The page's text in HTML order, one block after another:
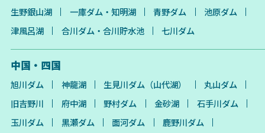
生野銀山湖
一庫ダム・知明湖 青野ダム
池原ダム
津風呂湖
合川ダム・合川貯水池 七川ダム
中国・四国
旭川ダム 神龍湖 生見川ダム（山代湖）
丸山ダム
旧吉野川
府中湖 野村ダム 金砂湖
石手川ダム
玉川ダム
黒瀬ダム 面河ダム
鹿野川ダム